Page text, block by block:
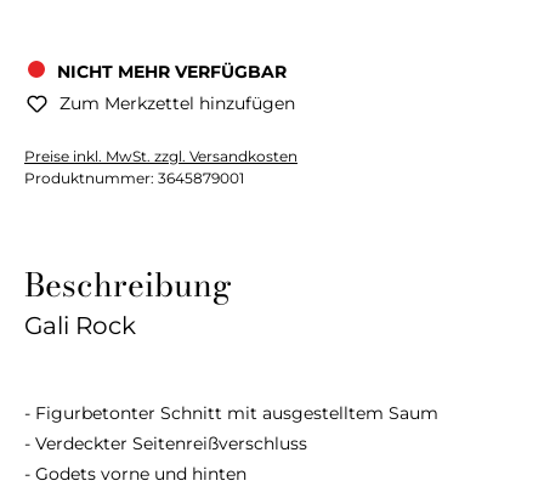
NICHT MEHR VERFÜGBAR
Zum Merkzettel hinzufügen
Preise inkl. MwSt. zzgl. Versandkosten
Produktnummer: 3645879001
Beschreibung
Gali Rock
- Figurbetonter Schnitt mit ausgestelltem Saum
- Verdeckter Seitenreißverschluss
- Godets vorne und hinten